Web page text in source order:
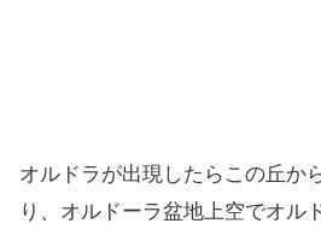
オルドラが出現したらこの丘か
り、オルドーラ盆地上空でオル